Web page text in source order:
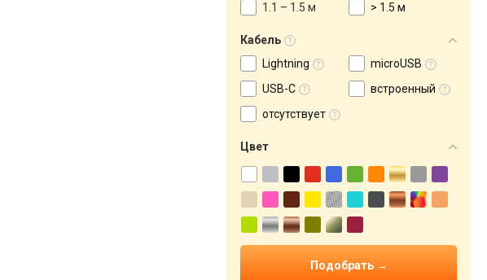
1.1 – 1.5 м
> 1.5 м
Кабель
Lightning
microUSB
USB-C
встроенный
отсутствует
Цвет